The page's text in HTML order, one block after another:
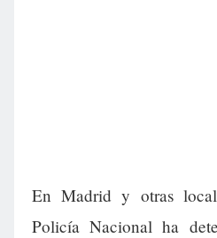
En Madrid y otras
Policía Nacional ha